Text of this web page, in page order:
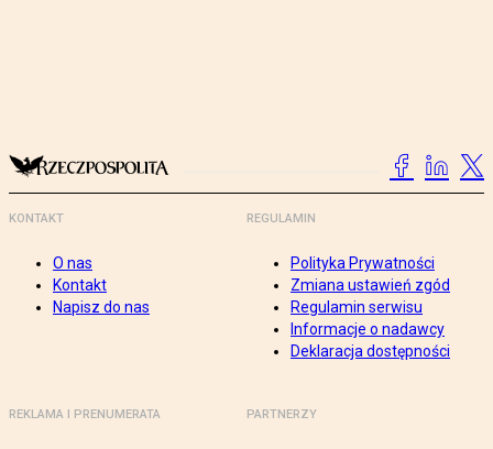
KONTAKT
O nas
Kontakt
Napisz do nas
REGULAMIN
Polityka Prywatności
Zmiana ustawień zgód
Regulamin serwisu
Informacje o nadawcy
Deklaracja dostępności
REKLAMA I PRENUMERATA PARTNERZY